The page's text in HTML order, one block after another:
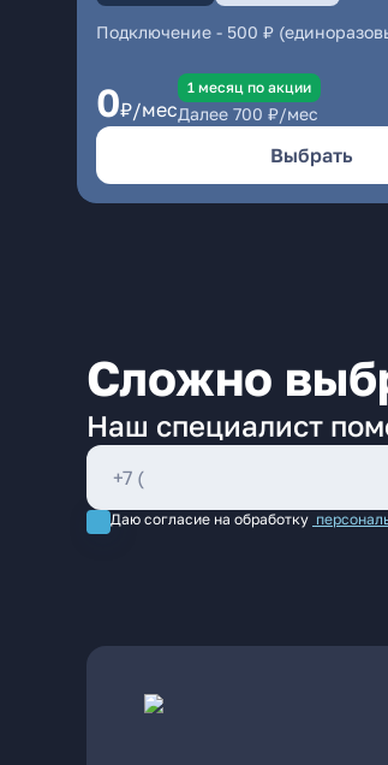
Подключение - 500 ₽
0₽/мес
1 месяц по акции
Далее 700 ₽/мес
Выбрать
Сложно
Наш специалист
Даю согласие на обработку